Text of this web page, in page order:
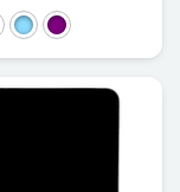
Hellblau
Violett